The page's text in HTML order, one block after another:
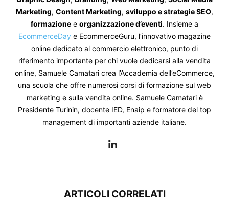
Marketing, Content Marketing, sviluppo e strategie SEO,
formazione e organizzazione d’eventi. Insieme a
EcommerceDay e EcommerceGuru, l’innovativo magazine
online dedicato al commercio elettronico, punto di
riferimento importante per chi vuole dedicarsi alla vendita
online, Samuele Camatari crea l’Accademia dell’eCommerce,
una scuola che offre numerosi corsi di formazione sul web
marketing e sulla vendita online. Samuele Camatari è
Presidente Turinin, docente IED, Enaip e formatore del top
management di importanti aziende italiane.
ARTICOLI CORRELATI